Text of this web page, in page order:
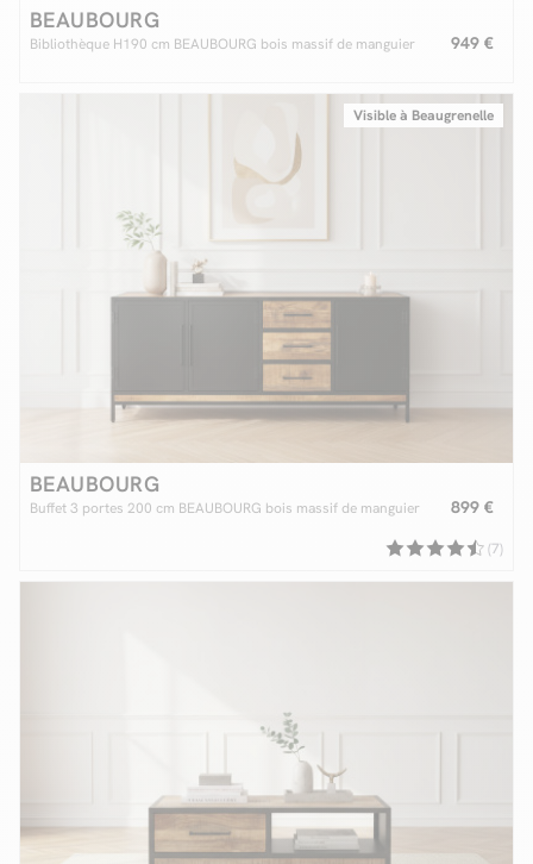
BEAUBOURG
Bibliothèque H190 cm BEAUBOURG bois massif de manguier 949 €
Visible à Beaugrenelle
BEAUBOURG
Buffet 3 portes 200 cm BEAUBOURG bois massif de manguier 899 €
(7)